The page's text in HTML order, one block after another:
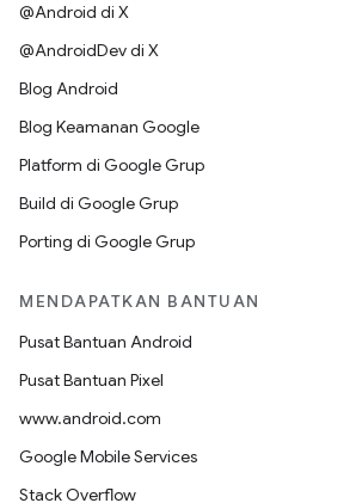
@Android di X
@AndroidDev di X
Blog Android
Blog Keamanan Google
Platform di Google Grup
Build di Google Grup
Porting di Google Grup
MENDAPATKAN BANTUAN
Pusat Bantuan Android
Pusat Bantuan Pixel
www.android.com
Google Mobile Services
Stack Overflow